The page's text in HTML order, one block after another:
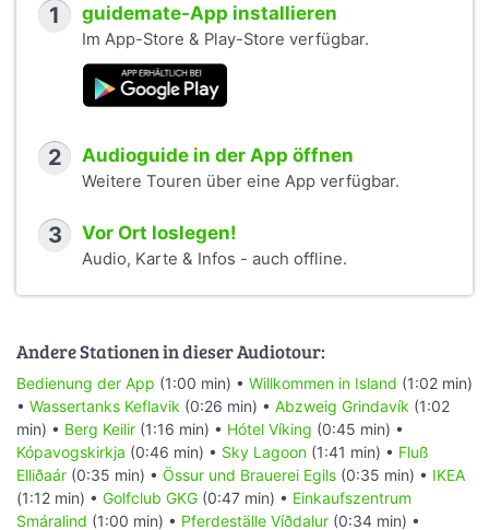
1 guidemate-App installieren
Im App-Store & Play-Store verfügbar.
2 Audioguide in der App öffnen
Weitere Touren über eine App verfügbar.
3 Vor Ort loslegen!
Audio, Karte & Infos - auch offline.
Andere Stationen in dieser Audiotour:
Bedienung der App (1:00 min) • Willkommen in Island (1:02 min)
• Wassertanks Keflavik (0:26 min) • Abzweig Grindavík (1:02
min) • Berg Keilir (1:16 min) • Hótel Víking (0:45 min) •
Kópavogskirkja (0:46 min) • Sky Lagoon (1:41 min) • Fluß
Elliðaár (0:35 min) • Össur und Brauerei Egils (0:35 min) • IKEA
(1:12 min) • Golfclub GKG (0:47 min) • Einkaufszentrum
Smáralind (1:00 min) • Pferdeställe Víðdalur (0:34 min) •